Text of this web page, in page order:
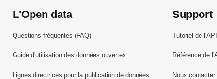
L'Open data
Questions fréquentes (FAQ)
Guide d'utilisation des données ouvertes
Lignes directrices pour la publication de données
Support
Tutoriel de l'API
Référence de
Nous contacter